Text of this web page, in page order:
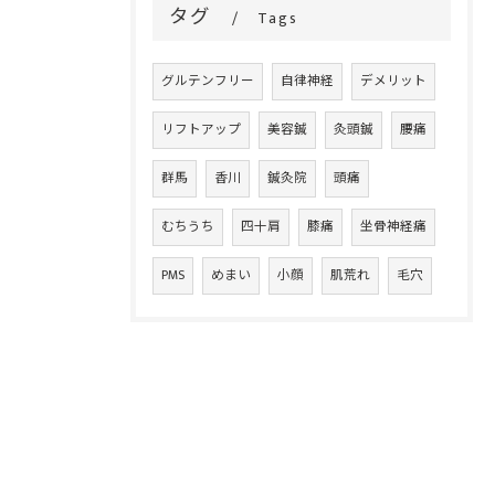
タグ Tags
グルテンフリー 自律神経 デメリット
リフトアップ 美容鍼 灸頭鍼 腰痛
群馬 香川 鍼灸院 頭痛
むちうち 四十肩 膝痛 坐骨神経痛
PMS めまい 小顔 肌荒れ 毛穴